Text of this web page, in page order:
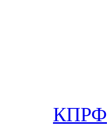
КПРФ